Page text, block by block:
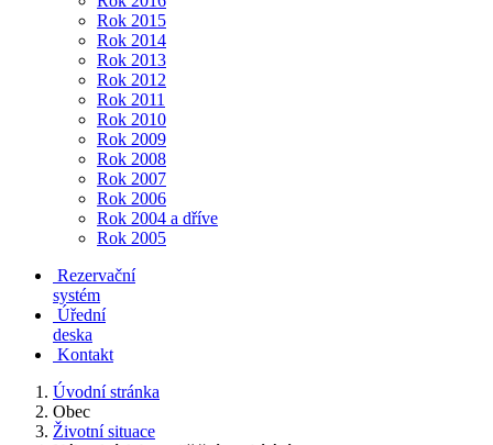
Rok 2015
Rok 2014
Rok 2013
Rok 2012
Rok 2011
Rok 2010
Rok 2009
Rok 2008
Rok 2007
Rok 2006
Rok 2004 a dříve
Rok 2005
Rezervační
systém
Úřední
deska
Kontakt
Úvodní stránka
Obec
Životní situace